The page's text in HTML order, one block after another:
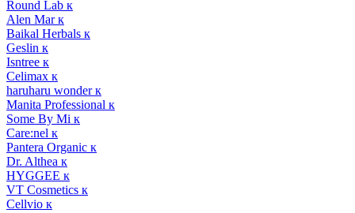
Round Lab к
Alen Mar к
Baikal Herbals к
Geslin к
Isntree к
Celimax к
haruharu wonder к
Manita Professional к
Some By Mi к
Care:nel к
Pantera Organic к
Dr. Althea к
HYGGEE к
VT Cosmetics к
Cellvio к